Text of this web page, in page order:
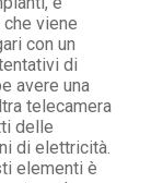
viene
con un
di
avere una
telecamera
delle
di elettricità.
elementi è